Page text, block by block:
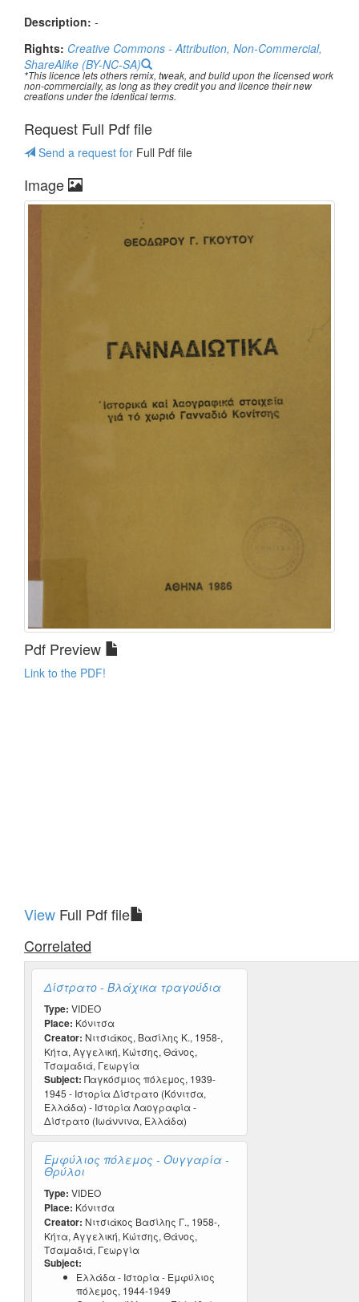
Description: -
Rights: Creative Commons - Attribution, Non-Commercial,
ShareAlike (BY-NC-SA)
*This licence lets others remix, tweak, and build upon the licensed work
non-commercially, as long as they credit you and licence their new
creations under the identical terms.
Request Full Pdf file
Send a request for Full Pdf file
Image
Pdf Preview
Link to the PDF!
View Full Pdf file
Correlated
Δίστρατο - Βλάχικα τραγούδια
Type: VIDEO
Place: Κόνιτσα
Creator: Νιτσιάκος, Βασίλης Κ., 1958-,
Κήτα, Αγγελική, Κώτσης, Θάνος,
Τσαμαδιά, Γεωργία
Subject: Παγκόσμιος πόλεμος, 1939-
1945 - Ιστορία Δίστρατο (Κόνιτσα,
Ελλάδα) - Ιστορία Λαογραφία -
Δίστρατο (Ιωάννινα, Ελλάδα)
Εμφύλιος πόλεμος - Ουγγαρία -
Θρύλοι
Type: VIDEO
Place: Κόνιτσα
Creator: Νιτσιάκος Βασίλης Γ., 1958-,
Κήτα, Αγγελική, Κώτσης, Θάνος,
Τσαμαδιά, Γεωργία
Subject:
Ελλάδα - Ιστορία - Εμφύλιος
πόλεμος, 1944-1949